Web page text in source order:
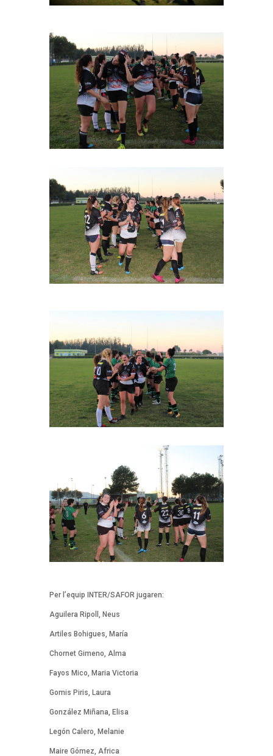
Per l’equip INTER/SAFOR jugaren:
Aguilera Ripoll, Neus
Artiles Bohigues, María
Chornet Gimeno, Alma
Fayos Mico, Maria Victoria
Gomis Piris, Laura
González Miñana, Elisa
Legón Calero, Melanie
Maire Gómez, Africa